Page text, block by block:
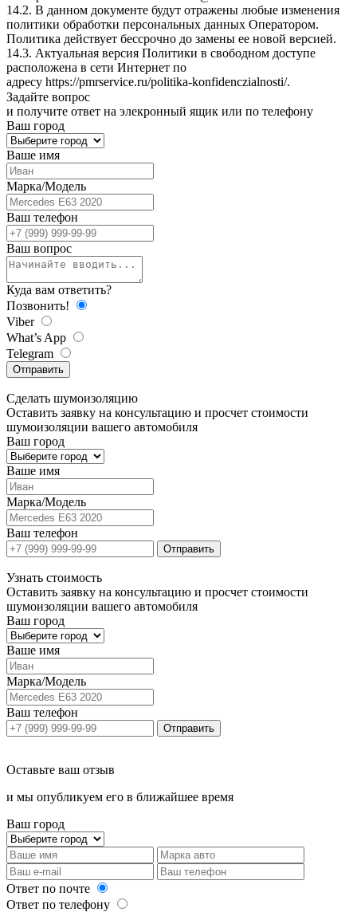
14.2. В данном документе будут отражены любые изменения
политики обработки персональных данных Оператором.
Политика действует бессрочно до замены ее новой версией.
14.3. Актуальная версия Политики в свободном доступе
расположена в сети Интернет по
адресу https://pmrservice.ru/politika-konfidenczialnosti/.
Задайте вопрос
и получите ответ на элекронный ящик или по телефону
Ваш город
Ваше имя
Марка/Модель
Ваш телефон
Ваш вопрос
Куда вам ответить?
Позвонить!
Viber
What’s App
Telegram
Отправить
Сделать шумоизоляцию
Оставить заявку на консультацию и просчет стоимости
шумоизоляции вашего автомобиля
Ваш город
Ваше имя
Марка/Модель
Ваш телефон
Отправить
Узнать стоимость
Оставить заявку на консультацию и просчет стоимости
шумоизоляции вашего автомобиля
Ваш город
Ваше имя
Марка/Модель
Ваш телефон
Отправить
Оставьте ваш отзыв
и мы опубликуем его в ближайшее время
Ваш город
Ответ по почте
Ответ по телефону